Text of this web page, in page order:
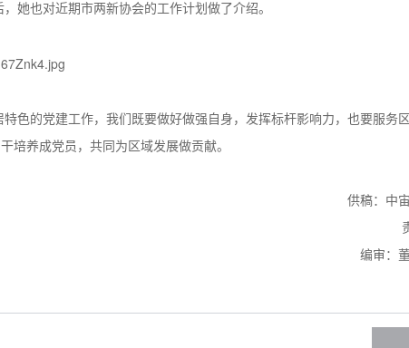
她也对近期市两新协会的工作计划做了介绍。
色的党建工作，我们既要做好做强自身，发挥标杆影响力，也要服务
培养成党员，共同为区域发展做贡献。
供稿：中
编审：